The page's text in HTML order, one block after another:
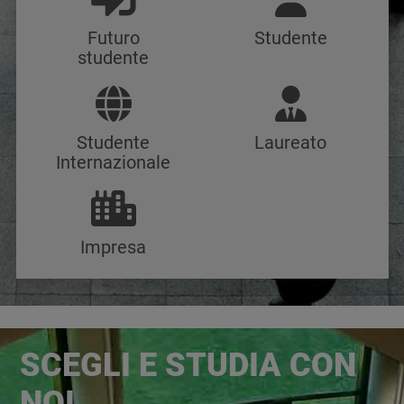
Futuro
studente
Studente
Studente
Internazionale
Laureato
Impresa
Immagine
SCEGLI E STUDIA CON